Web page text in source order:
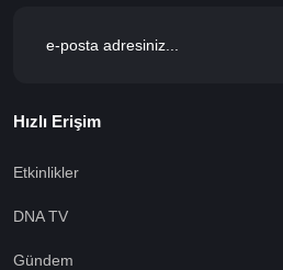
Hızlı Erişim
Etkinlikler
DNA TV
Gündem